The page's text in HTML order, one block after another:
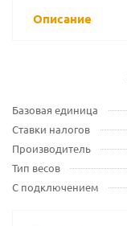
Описание
Базовая единица
Ставки налогов
Производитель
Тип весов
С подключением